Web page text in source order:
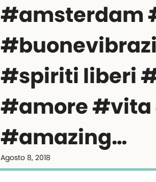
#amsterdam
#spiriti liberi
#amore
#amazing…
Agosto 8, 2018